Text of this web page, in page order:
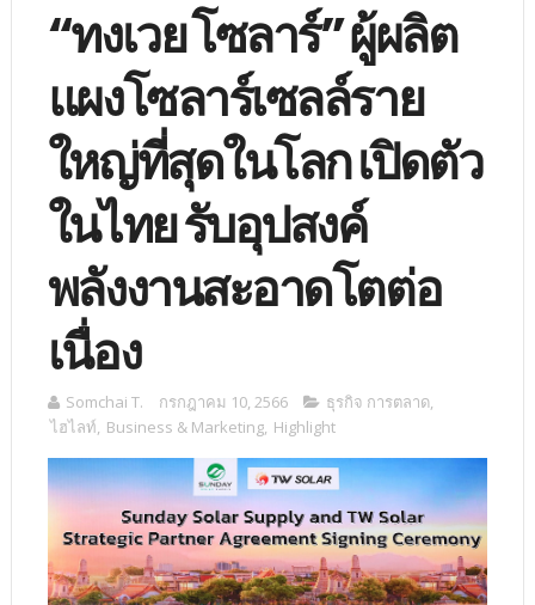
“ทงเวย โซลาร์” ผู้ผลิต
แผงโซลาร์เซลล์ราย
ใหญ่ที่สุดในโลก เปิดตัว
ในไทย รับอุปสงค์
พลังงานสะอาดโตต่อ
เนื่อง
Somchai T. กรกฎาคม 10, 2566 ธุรกิจ การตลาด,
ไฮไลท์, Business & Marketing, Highlight